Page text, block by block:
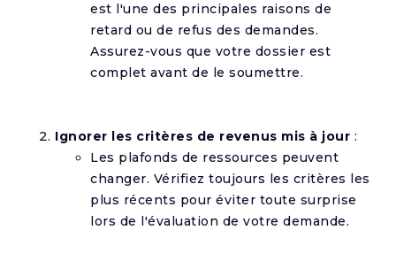
est l'une des principales raisons de
retard ou de refus des demandes.
Assurez-vous que votre dossier est
complet avant de le soumettre.
Ignorer les critères de revenus mis à jour :
Les plafonds de ressources peuvent
changer. Vérifiez toujours les critères les
plus récents pour éviter toute surprise
lors de l'évaluation de votre demande.